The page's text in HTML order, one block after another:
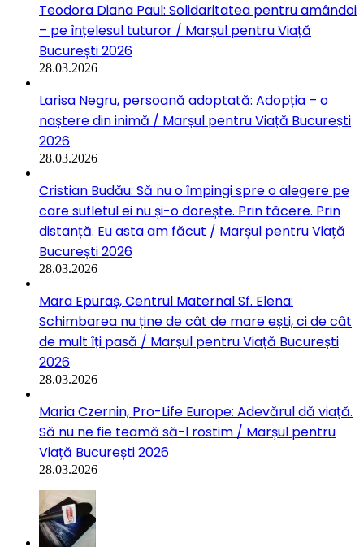
Teodora Diana Paul: Solidaritatea pentru amândoi
– pe înțelesul tuturor / Marșul pentru Viață
București 2026
28.03.2026
Larisa Negru, persoană adoptată: Adopția – o
naștere din inimă / Marșul pentru Viață București
2026
28.03.2026
Cristian Budău: Să nu o împingi spre o alegere pe
care sufletul ei nu și-o dorește. Prin tăcere. Prin
distanță. Eu asta am făcut / Marșul pentru Viață
București 2026
28.03.2026
Mara Epuraș, Centrul Maternal Sf. Elena:
Schimbarea nu ține de cât de mare ești, ci de cât
de mult îți pasă / Marșul pentru Viață București
2026
28.03.2026
Maria Czernin, Pro-Life Europe: Adevărul dă viață.
Să nu ne fie teamă să-l rostim / Marșul pentru
Viață București 2026
28.03.2026